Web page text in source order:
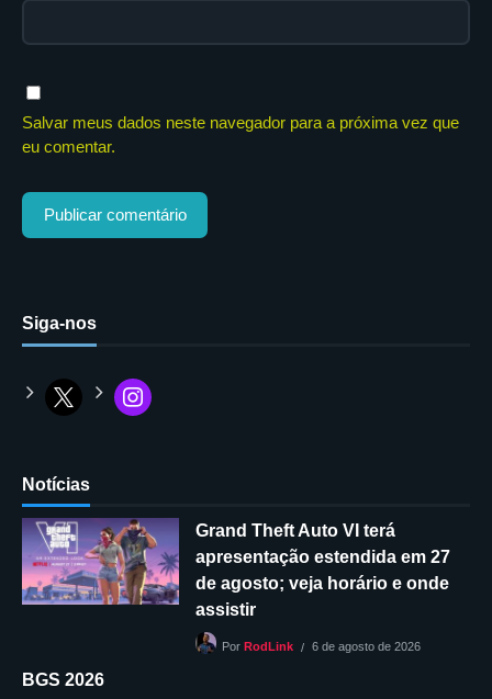
Salvar meus dados neste navegador para a próxima vez que
eu comentar.
Siga-nos
Notícias
Grand Theft Auto VI terá
apresentação estendida em 27
de agosto; veja horário e onde
assistir
Por RodLink 6 de agosto de 2026
BGS 2026